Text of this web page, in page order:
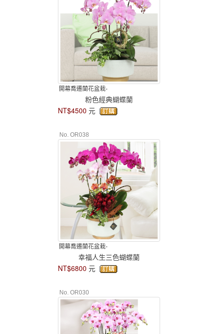
開幕喬遷蘭花盆栽-
粉色經典蝴蝶蘭
NT$4500 元
No. OR038
開幕喬遷蘭花盆栽-
幸福人生三色蝴蝶蘭
NT$6800 元
No. OR030